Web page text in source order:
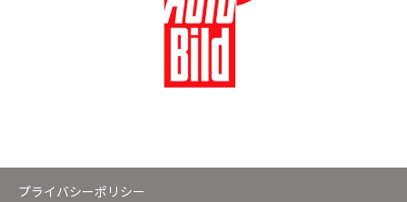
プライバシーポリシー